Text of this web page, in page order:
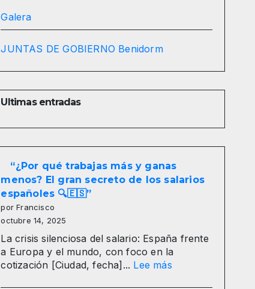
Galera
JUNTAS DE GOBIERNO Benidorm
Ultimas entradas
“¿Por qué trabajas más y ganas
menos? El gran secreto de los salarios
españoles 🔍🇪🇸”
por Francisco
octubre 14, 2025
La crisis silenciosa del salario: España frente
a Europa y el mundo, con foco en la
cotización [Ciudad, fecha]... Lee más: